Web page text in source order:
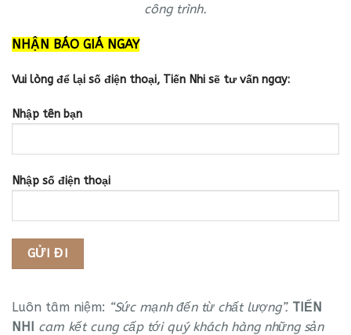
công trình.
NHẬN BÁO GIÁ NGAY
Vui lòng để lại số điện thoại, Tiến Nhi sẽ tư vấn ngay:
Nhập tên bạn
Nhập số điện thoại
Luôn tâm niệm: “Sức mạnh đến từ chất lượng”. TIẾN
NHI cam kết cung cấp tới quý khách hàng những sản